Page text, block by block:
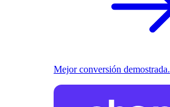
Mejor conversión demostrada.